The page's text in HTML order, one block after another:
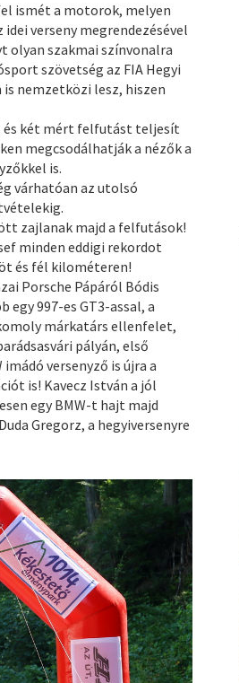
ismét a motorok, melyen
verseny megrendezésével
olyan szakmai színvonalra
szövetség az FIA Hegyi
is nemzetközi lesz, hiszen
és két mért felfutást teljesít
megcsodálhatják a nézők a
is.
várhatóan az utolsó
zajlanak majd a felfutások!
minden eddigi rekordot
és fél kilométeren!
Porsche Pápáról Bódis
997-es GT3-assal, a
márkatárs ellenfelet,
pályán, első
versenyző is újra a
is! Kavecz István a jól
egy BMW-t hajt majd
Gregorz, a hegyiversenyre